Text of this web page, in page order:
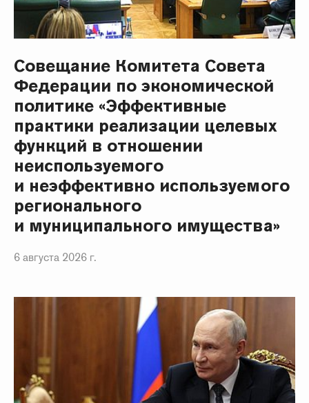
Совещание Комитета Совета
Федерации по экономической
политике «Эффективные
практики реализации целевых
функций в отношении
неиспользуемого
и неэффективно используемого
регионального
и муниципального имущества»
6 августа 2026 г.